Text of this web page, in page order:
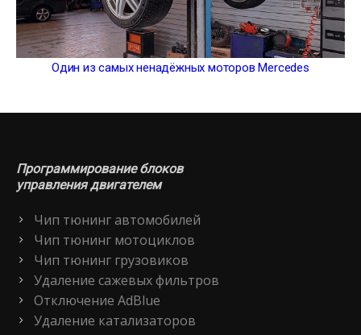
Один из самых ненадёжных моторов Mercedes
Программирование блоков
управления двигателем
Чип тюнинг автомобилей
Чип тюнинг мотоциклов
Чип тюнинг грузовиков
Удаление сажевых фильтров
Отключение AdBlue
Удаление катализаторов